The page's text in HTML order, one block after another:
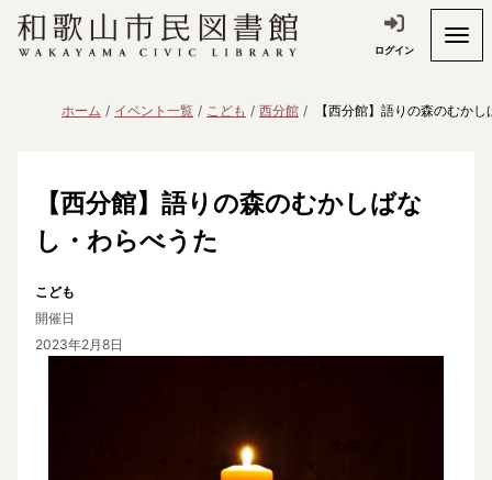
ログイン
ホーム イベント一覧 こども 西分館 【西分館】語りの森のむか
【西分館】語りの森のむかしばな
し・わらべうた
こども
開催日
2023年2月8日